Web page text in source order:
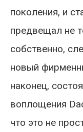
поколения, и
предвещал не
собственно,
новый
наконец,
воплощения
что это не